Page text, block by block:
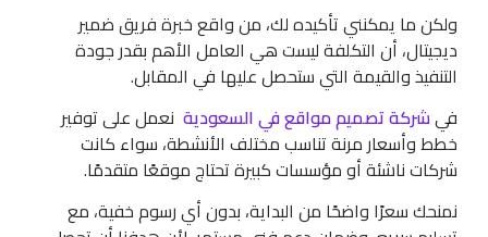
ولكن ما يمكنني تأكيده لك، من واقع خبرة فريق ضمير
ديجيتال، أن التكلفة ليست هي العامل الأهم بقدر جودة
التنفيذ والقيمة التي ستحصل عليها في المقابل.
فيشركة تصميم مواقع في السعوديةنعمل على توفير
خطط وأسعار مرنة تناسب مختلف الأنشطة، سواء كانت
شركات ناشئة أو مؤسسات كبيرة تحتاج موقعًا متقدمًا.
نمنحك سعرًا واضحًا من البداية، بدون أي رسوم خفية، مع